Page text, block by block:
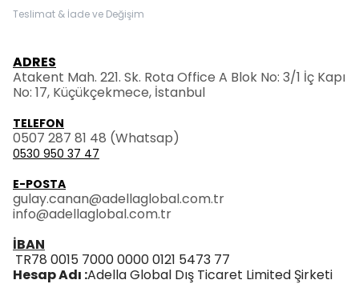
Teslimat & İade ve Değişim
ADRES
Atakent Mah. 221. Sk. Rota Office A Blok No: 3/1 İç Kapı
No: 17, Küçükçekmece, İstanbul
TELEFON
0507 287 81 48 (Whatsap)
0530 950 37 47
E-POSTA
gulay.canan@adellaglobal.com.tr
info@adellaglobal.com.tr
İBAN
TR78 0015 7000 0000 0121 5473 77
Hesap Adı :Adella Global Dış Ticaret Limited Şirketi